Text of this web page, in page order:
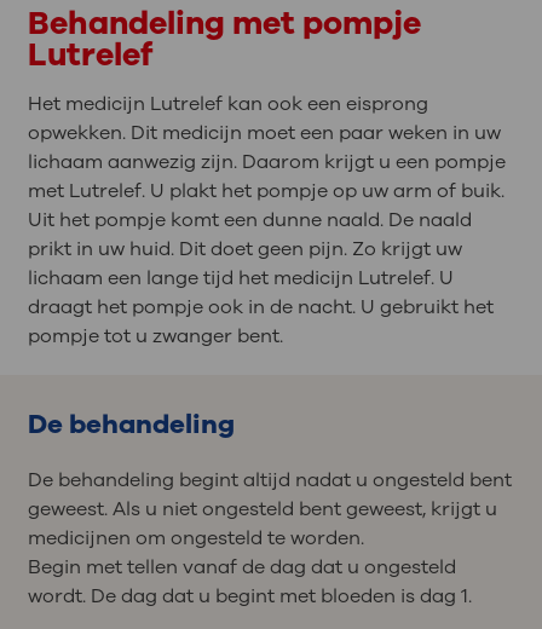
Behandeling met pompje
Lutrelef
Het medicijn Lutrelef kan ook een eisprong
opwekken. Dit medicijn moet een paar weken in uw
lichaam aanwezig zijn. Daarom krijgt u een pompje
met Lutrelef. U plakt het pompje op uw arm of buik.
Uit het pompje komt een dunne naald. De naald
prikt in uw huid. Dit doet geen pijn. Zo krijgt uw
lichaam een lange tijd het medicijn Lutrelef. U
draagt het pompje ook in de nacht. U gebruikt het
pompje tot u zwanger bent.
De behandeling
De behandeling begint altijd nadat u ongesteld bent
geweest. Als u niet ongesteld bent geweest, krijgt u
medicijnen om ongesteld te worden.
Begin met tellen vanaf de dag dat u ongesteld
wordt. De dag dat u begint met bloeden is dag 1.